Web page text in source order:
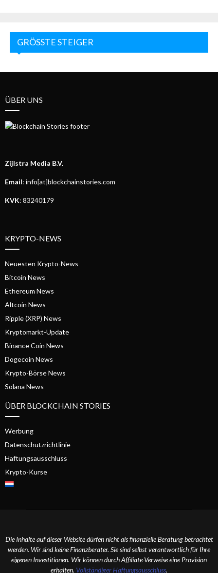
GRÖSSTE STEIGER
ÜBER UNS
Zijlstra Media B.V.
Email: info[at]blockchainstories.com
KVK: 83240179
KRYPTO-NEWS
Neuesten Krypto-News
Bitcoin News
Ethereum News
Altcoin News
Ripple (XRP) News
Kryptomarkt-Update
Binance Coin News
Dogecoin News
Krypto-Börse News
Solana News
ÜBER BLOCKCHAIN STORIES
Werbung
Datenschutzrichtlinie
Haftungsausschluss
Krypto-Kurse
Die Inhalte auf dieser Website dürfen nicht als finanzielle Beratung betrachtet
werden. Wir sind keine Finanzberater. Sie sind selbst verantwortlich für Ihre
eigenen Investitionen. Wir können durch Affiliate-Verweise eine Provision
erhalten. Vollständiger Haftungsausschluss.